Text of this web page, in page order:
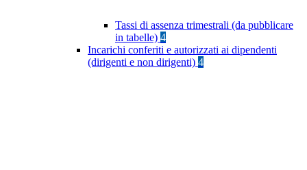
Tassi di assenza trimestrali (da pubblicare
in tabelle) 4
Incarichi conferiti e autorizzati ai dipendenti
(dirigenti e non dirigenti) 4